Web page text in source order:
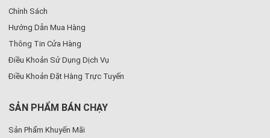
Chính Sách
Hướng Dẫn Mua Hàng
Thông Tin Cửa Hàng
Điều Khoản Sử Dụng Dịch Vụ
Điều Khoản Đặt Hàng Trực Tuyến
SẢN PHẨM BÁN CHẠY
Sản Phẩm Khuyến Mãi